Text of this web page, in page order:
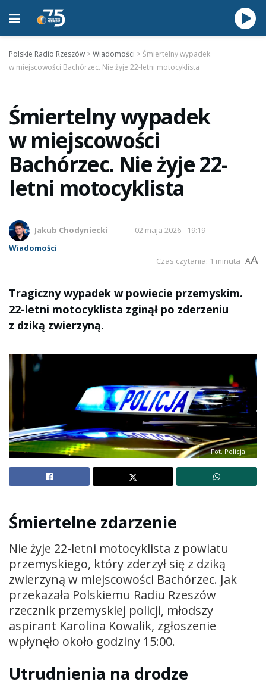
Polskie Radio Rzeszów >Wiadomości >Śmiertelny wypadek
w miejscowości Bachórzec. Nie żyje 22-letni motocyklista
Śmiertelny wypadek
w miejscowości
Bachórzec. Nie żyje 22-
letni motocyklista
Jakub Chodyniecki
02 maja 2026 - 19:19
Wiadomości
Czas czytania: 1 minuta AA
Tragiczny wypadek w powiecie przemyskim.
22-letni motocyklista zginął po zderzeniu
z dziką zwierzyną.
Fot. Policja
Śmiertelne zdarzenie
Nie żyje 22-letni motocyklista z powiatu
przemyskiego, który zderzył się z dziką
zwierzyną w miejscowości Bachórzec. Jak
przekazała Polskiemu Radiu Rzeszów
rzecznik przemyskiej policji, młodszy
aspirant Karolina Kowalik, zgłoszenie
wpłynęło około godziny 15:00.
Utrudnienia na drodze